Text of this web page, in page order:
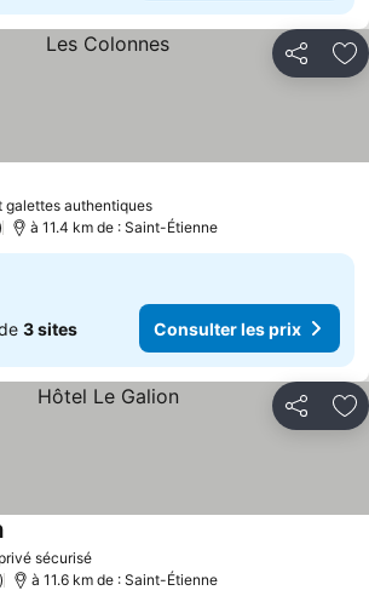
Partager
galettes authentiques
à 11.4 km de : Saint-Étienne
3 sites Consulter les prix
Partager
sécurisé
à 11.6 km de : Saint-Étienne